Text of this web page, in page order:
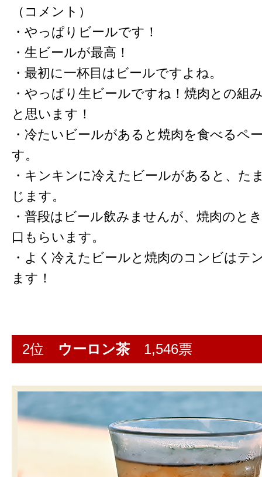
（コメント）
・やっぱりビールです！
・生ビールが最高！
・最初に一杯目はビールですよね。
・やっぱり生ビールですね！焼肉との組
と思います！
・冷たいビールがあると焼肉を食べるペ
す。
・キンキンに冷えたビールがあると、た
じます。
・普段はビール飲みませんが、焼肉のと
口もらいます。
・よく冷えたビールと焼肉のコンビはテ
ます！
2位 ウーロン茶 1,546票